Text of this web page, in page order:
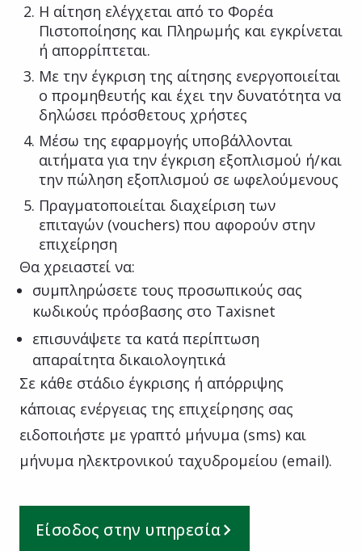
Η αίτηση ελέγχεται από το Φορέα
Πιστοποίησης και Πληρωμής και εγκρίνεται
ή απορρίπτεται.
Με την έγκριση της αίτησης ενεργοποιείται
ο προμηθευτής και έχει την δυνατότητα να
δηλώσει πρόσθετους χρήστες
Μέσω της εφαρμογής υποβάλλονται
αιτήματα για την έγκριση εξοπλισμού ή/και
την πώληση εξοπλισμού σε ωφελούμενους
Πραγματοποιείται διαχείριση των
επιταγών (vouchers) που αφορούν στην
επιχείρηση
Θα χρειαστεί να:
συμπληρώσετε τους προσωπικούς σας
κωδικούς πρόσβασης στο Taxisnet
επισυνάψετε τα κατά περίπτωση
απαραίτητα δικαιολογητικά
Σε κάθε στάδιο έγκρισης ή απόρριψης
κάποιας ενέργειας της επιχείρησης σας
ειδοποιήστε με γραπτό μήνυμα (sms) και
μήνυμα ηλεκτρονικού ταχυδρομείου (email).
Είσοδος στην υπηρεσία